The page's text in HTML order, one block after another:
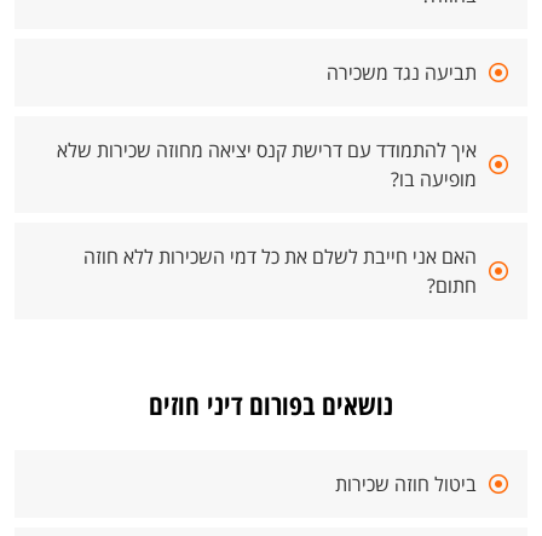
תביעה נגד משכירה
איך להתמודד עם דרישת קנס יציאה מחוזה שכירות שלא
מופיעה בו?
האם אני חייבת לשלם את כל דמי השכירות ללא חוזה
חתום?
נושאים בפורום דיני חוזים
ביטול חוזה שכירות